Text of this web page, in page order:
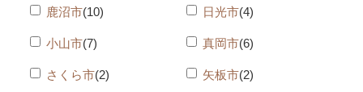
鹿沼市(10) 日光市(4)
小山市(7) 真岡市(6)
さくら市(2) 矢板市(2)